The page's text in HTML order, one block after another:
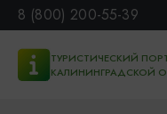
8 (800) 200-55-39
ТУРИСТИЧЕСКИЙ
КАЛИНИНГРАДСКОЙ